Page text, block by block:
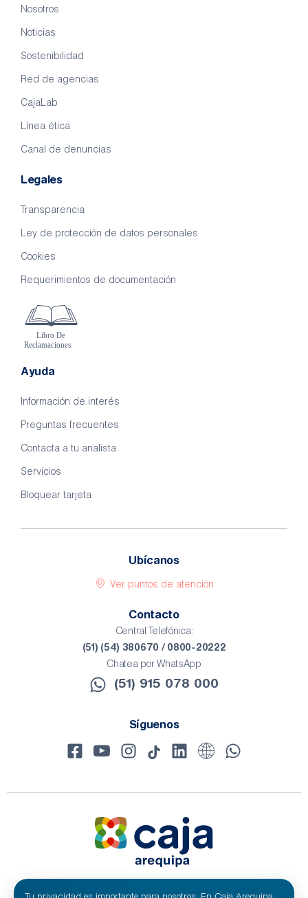
Nosotros
Noticias
Sostenibilidad
Red de agencias
CajaLab
Línea ética
Canal de denuncias
Legales
Transparencia
Ley de protección de datos personales
Cookies
Requerimientos de documentación
Ayuda
Información de interés
Preguntas frecuentes
Contacta a tu analista
Servicios
Bloquear tarjeta
Ubícanos
Ver puntos de atención
Contacto
Central Telefónica:
(51) (54) 380670 / 0800-20222
Chatea por WhatsApp
(51) 915 078 000​
Síguenos